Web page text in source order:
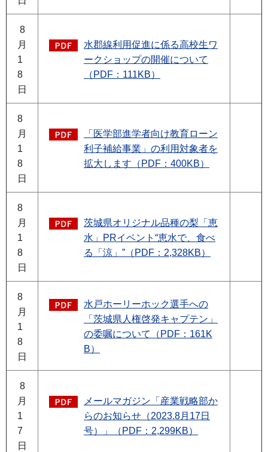
8
月
1
8
日
水郡線利用促進に係る高校生ワ
ークショップの開催について
（PDF：111KB）
8
月
1
8
日
「医学部進学者向け教育ローン
利子補給事業」の利用対象者を
拡大します（PDF：400KB）
8
月
1
8
日
茨城県オリジナル品種の梨「恵
水」PRイベント“恵水で、食べ
る「涼」”（PDF：2,328KB）
8
月
1
8
日
水戸ホーリーホック選手への
「茨城県人権啓発キャプテン」
の委嘱について（PDF：161K
B）
8
月
1
7
日
メールマガジン「産業戦略部か
らのお知らせ（2023.8月17日
号）」（PDF：2,299KB）